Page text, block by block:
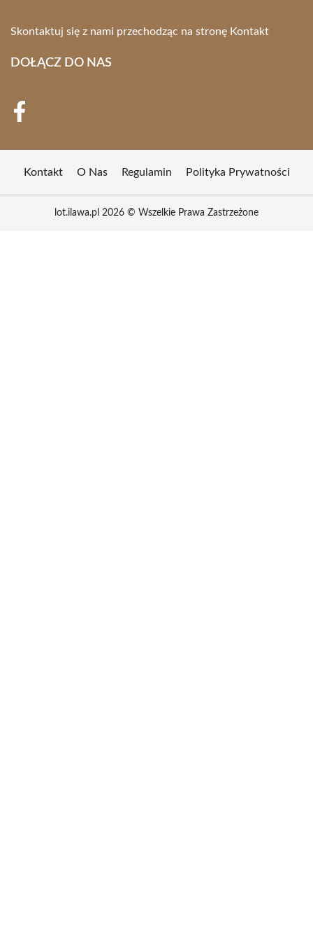
Skontaktuj się z nami przechodząc na stronę Kontakt
DOŁĄCZ DO NAS
Kontakt O Nas Regulamin Polityka Prywatności
lot.ilawa.pl 2026 © Wszelkie Prawa Zastrzeżone